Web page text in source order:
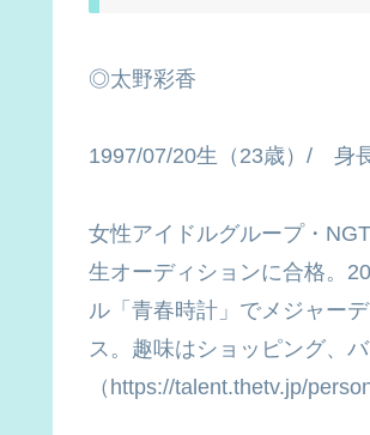
◎太野彩香
1997/07/20生（23歳）/
女性アイドルグループ・
生オーディションに合格。
ル「青春時計」でメジャー
ス。趣味はショッピング、
（https://talent.thetv.jp/